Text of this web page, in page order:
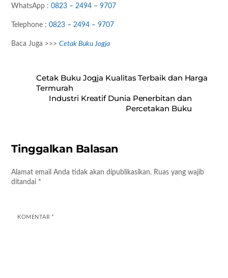
WhatsApp :0823 – 2494 – 9707
Telephone :0823 – 2494 – 9707
Baca Juga >>>Cetak Buku Jogja
Cetak Buku Jogja Kualitas Terbaik dan Harga
Termurah
Industri Kreatif Dunia Penerbitan dan
Percetakan Buku
Tinggalkan Balasan
Alamat email Anda tidak akan dipublikasikan. Ruas yang wajib
ditandai *
KOMENTAR *